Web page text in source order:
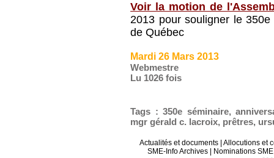
Voir la motion de
2013 pour souligner le
de Québec
Mardi 26 Mars 2013
Webmestre
Lu 1026 fois
Tags :350e séminaire,
mgr gérald c. lacroix, prêtres,
Actualités et documents
Allocutions et
SME-Info Archives
Nominations